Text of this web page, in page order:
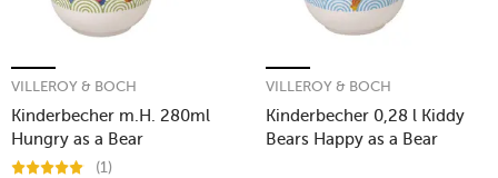
Kinderbecher m.H. 280ml
Hungry as a Bear
VILLEROY & BOCH
(1)
Kinderbecher 0,28 l Kiddy
Bears Happy as a Bear
VILLEROY & BOCH